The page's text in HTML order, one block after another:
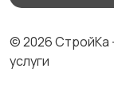
© 2026 СтройКа
услуги